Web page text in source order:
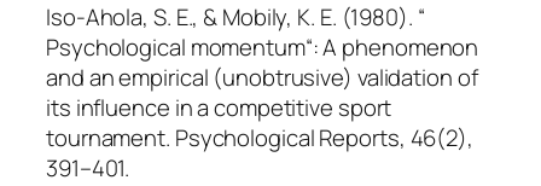
Iso-Ahola, S. E., & Mobily, K. E. (1980). “
Psychological momentum“: A phenomenon
and an empirical (unobtrusive) validation of
its influence in a competitive sport
tournament. Psychological Reports, 46(2),
391–401.